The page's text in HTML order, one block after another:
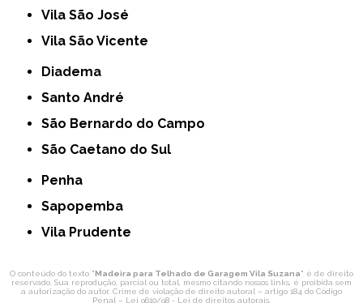
Vila São José
Vila São Vicente
Diadema
Santo André
São Bernardo do Campo
São Caetano do Sul
Penha
Sapopemba
Vila Prudente
O conteúdo do texto "Madeira para Telhado de Garagem Vila Suzana" é de direito
reservado. Sua reprodução, parcial ou total, mesmo citando nossos links, é proibida sem
a autorização do autor. Crime de violação de direito autoral – artigo 184 do Código
Penal – Lei 9610/98 - Lei de direitos autorais